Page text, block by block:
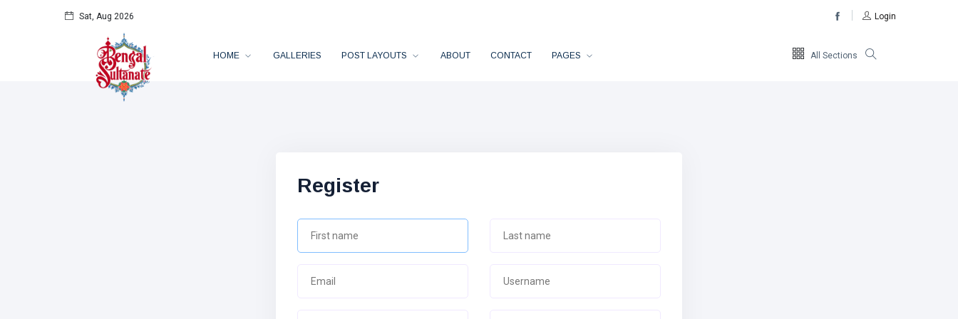
Sat, Aug 2026 Login
HOME GALLERIES POST LAYOUTS ABOUT CONTACT PAGES All Sections
Register